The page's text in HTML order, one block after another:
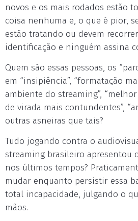
novos e os mais rodados estão
coisa nenhuma e, o que é pior,
estão tratando ou devem
identificação e ninguém assina
Quem são essas pessoas, os
em “insipiência”, “formatação
ambiente do streaming”,
de virada mais contundentes”,
outras asneiras que tais?
Tudo jogando contra o
streaming brasileiro apresentou
nos últimos tempos?
mudar enquanto persistir essa
total incapacidade, julgando o
mãos.